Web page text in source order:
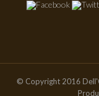
© Copyright 2016